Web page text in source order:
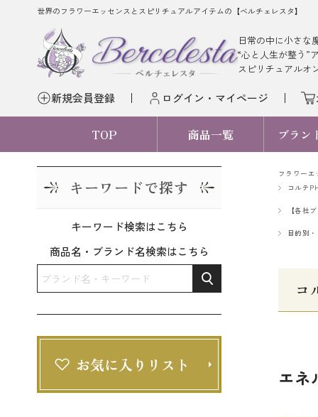
世界のフラワーエッセンスとスピリチュアルアイテムの【ベルチェレスタ】
日常の中に小さな
“心と人生が整う”
スピリチュアルオ
新規会員登録 ログイン・マイページ
TOP 商品一覧 ブラン
フラワー
コルテ
【各社
目的別
コ
エネ
キーワードで探す
キーワード検索はこちら
商品名・ブランド名検索はこちら